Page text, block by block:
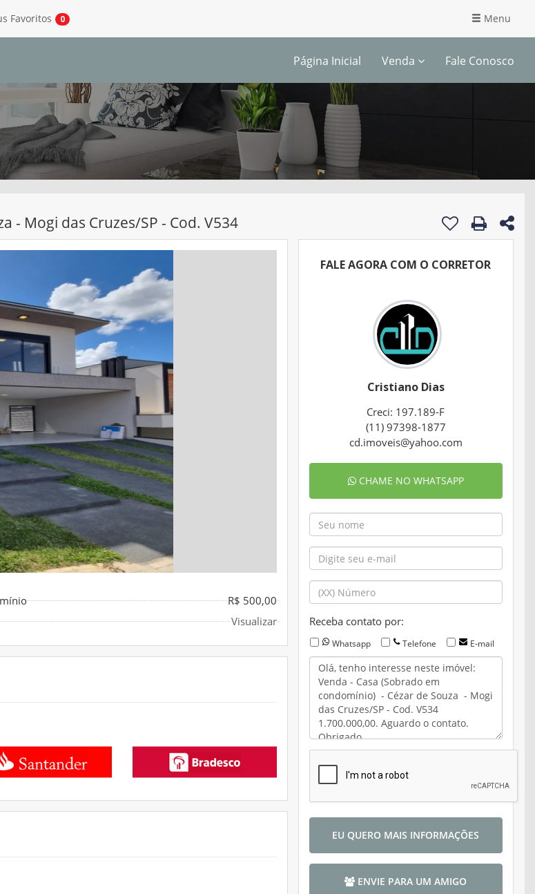
Favoritos 0 Menu
Página Inicial Venda Fale Conosco
- Mogi das Cruzes/SP - Cod. V534
R$ 500,00
Visualizar
FALE AGORA COM O CORRETOR
Cristiano Dias
Creci: 197.189-F
(11) 97398-1877
cd.imoveis@yahoo.com
CHAME NO WHATSAPP
Receba contato por:
Whatsapp Telefone E-mail
EU QUERO MAIS INFORMAÇÕES
ENVIE PARA UM AMIGO